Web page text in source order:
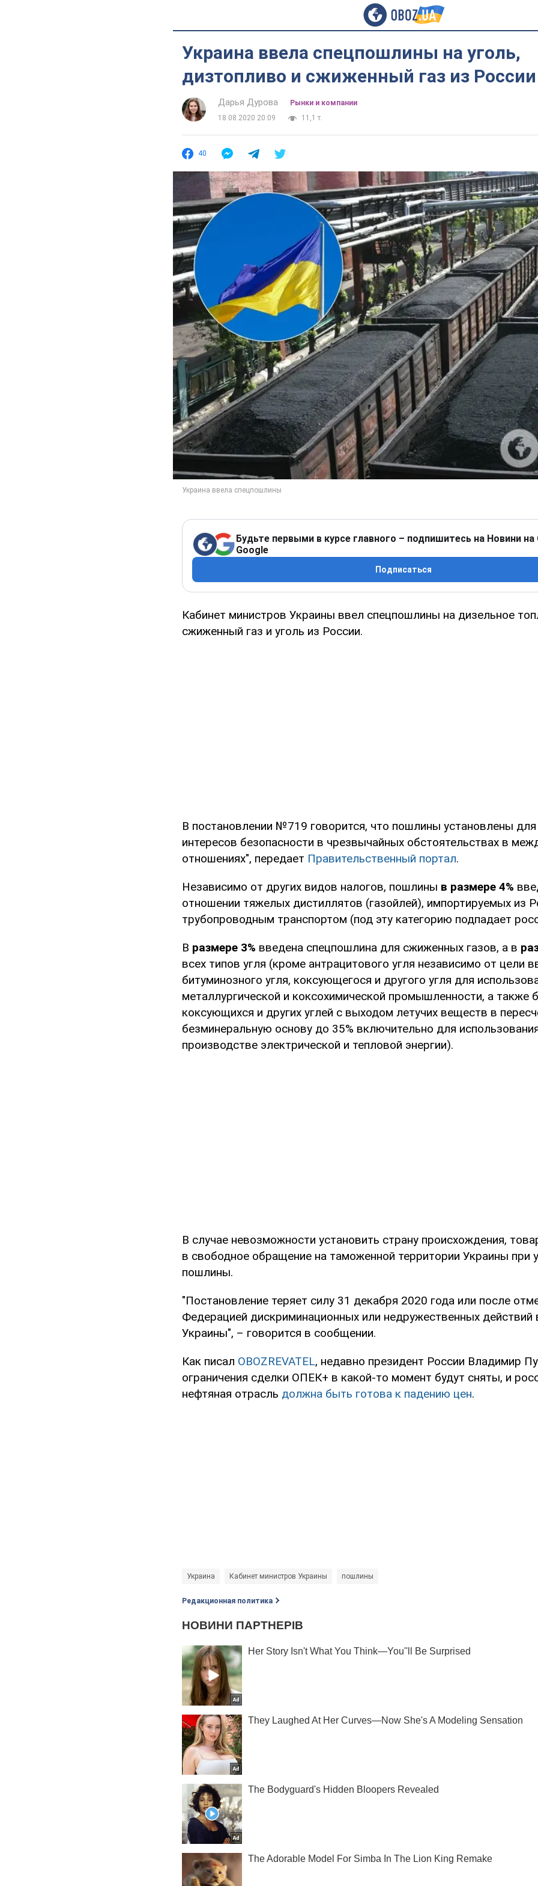
Украина ввела спецпошлины на уголь,
дизтопливо и сжиженный газ из России
Дарья Дурова
Рынки и компании
18.08.2020 20:09
11,1 т.
40
Будьте первыми в курсе главного – подпишитесь на Новини на
Google
Подписаться
Кабинет министров Украины ввел спецпошлины на дизельное
сжиженный газ и уголь из России.
В постановлении №719 говорится, что пошлины установлены
интересов безопасности в чрезвычайных обстоятельствах в
отношениях", передает Правительственный портал.
Независимо от других видов налогов, пошлины в размере 4%
отношении тяжелых дистиллятов (газойлей), импортируемых из
трубопроводным транспортом (под эту категорию подпадает
В размере 3% введена спецпошлина для сжиженных газов, а в
всех типов угля (кроме антрацитового угля независимо от цели
битуминозного угля, коксующегося и другого угля для
металлургической и коксохимической промышленности, а также
коксующихся и других углей с выходом летучих веществ в
безминеральную основу до 35% включительно для
производстве электрической и тепловой энергии).
В случае невозможности установить страну происхождения,
в свободное обращение на таможенной территории Украины при
пошлины.
"Постановление теряет силу 31 декабря 2020 года или после
Федерацией дискриминационных или недружественных действий
Украины", – говорится в сообщении.
Как писал OBOZREVATEL, недавно президент России Владимир
ограничения сделки ОПЕК+ в какой-то момент будут сняты, и
нефтяная отрасль должна быть готова к падению цен.
Украина Кабинет министров Украины пошлины
Редакционная политика